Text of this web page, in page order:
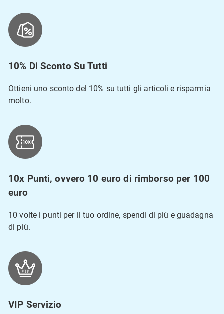
10% Di Sconto Su Tutti
Ottieni uno sconto del 10% su tutti gli articoli e risparmia
molto.
10x Punti, ovvero 10 euro di rimborso per 100
euro
10 volte i punti per il tuo ordine, spendi di più e guadagna
di più.
VIP Servizio